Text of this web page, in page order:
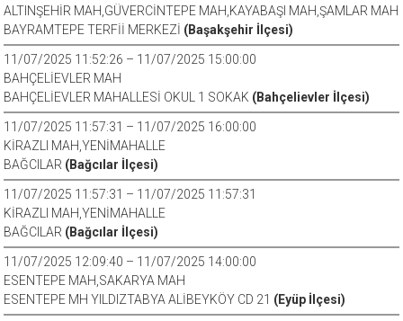
ALTINŞEHİR MAH,GÜVERCİNTEPE MAH,KAYABAŞI MAH,ŞAMLAR MAH
BAYRAMTEPE TERFİİ MERKEZİ (Başakşehir İlçesi)
11/07/2025 11:52:26 – 11/07/2025 15:00:00
BAHÇELİEVLER MAH
BAHÇELİEVLER MAHALLESİ OKUL 1 SOKAK (Bahçelievler İlçesi)
11/07/2025 11:57:31 – 11/07/2025 16:00:00
KİRAZLI MAH,YENİMAHALLE
BAĞCILAR (Bağcılar İlçesi)
11/07/2025 11:57:31 – 11/07/2025 11:57:31
KİRAZLI MAH,YENİMAHALLE
BAĞCILAR (Bağcılar İlçesi)
11/07/2025 12:09:40 – 11/07/2025 14:00:00
ESENTEPE MAH,SAKARYA MAH
ESENTEPE MH YILDIZTABYA ALİBEYKÖY CD 21 (Eyüp İlçesi)